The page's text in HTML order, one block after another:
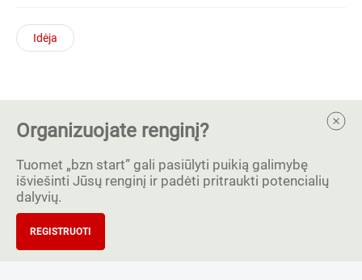
Idėja
Organizuojate renginį?
Tuomet „bzn start” gali pasiūlyti puikią galimybę
išviešinti Jūsų renginį ir padėti pritraukti potencialių
dalyvių.
REGISTRUOTI